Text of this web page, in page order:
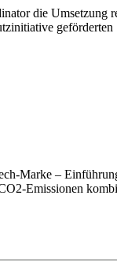
die Umsetzung
geförderten
Marke –
Emissionen